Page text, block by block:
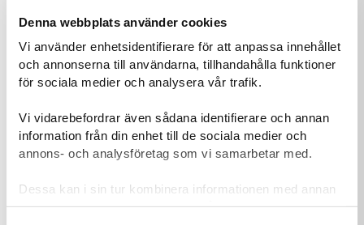
Denna webbplats använder cookies
Vi använder enhetsidentifierare för att anpassa innehållet
och annonserna till användarna, tillhandahålla funktioner
för sociala medier och analysera vår trafik.
Vi vidarebefordrar även sådana identifierare och annan
information från din enhet till de sociala medier och
annons- och analysföretag som vi samarbetar med.
Dessa kan i sin tur kombinera informationen med annan
information som du har tillhandahållit eller som de har
Om du har barn som vill vara med, hur gamla är den/de?
Hur hittade du hit?
Annons i sociala medier
Jag letade själv upp information
En vän/partner tipsade mig